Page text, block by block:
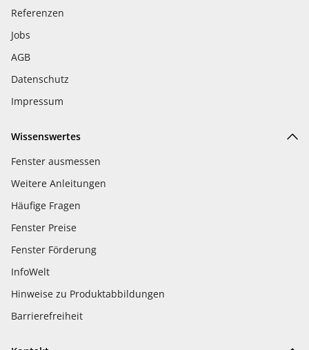
Referenzen
Jobs
AGB
Datenschutz
Impressum
Wissenswertes
Fenster ausmessen
Weitere Anleitungen
Häufige Fragen
Fenster Preise
Fenster Förderung
InfoWelt
Hinweise zu Produktabbildungen
Barrierefreiheit